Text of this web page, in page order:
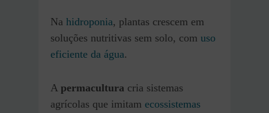
Na hidroponia, plantas crescem em
soluções nutritivas sem solo, com uso
eficiente da água.
A permacultura cria sistemas
agrícolas que imitam ecossistemas